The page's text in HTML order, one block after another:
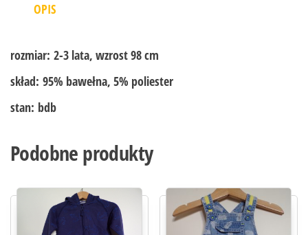
OPIS
rozmiar: 2-3 lata, wzrost 98 cm
skład: 95% bawełna, 5% poliester
stan: bdb
Podobne produkty